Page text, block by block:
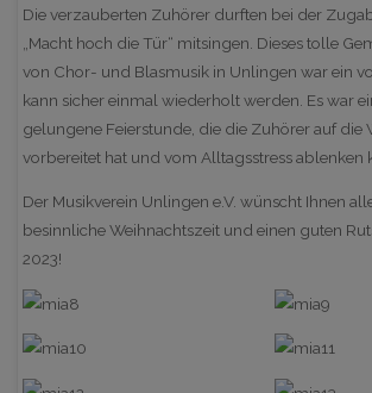
Die verzauberten Zuhörer durften bei der
„Macht hoch die Tür“ mitsingen. Dieses tolle
von Chor- und Blasmusik in Unlingen war ein
kann sicher einmal wiederholt werden. Es war
gelungene Feierstunde, die die Zuhörer auf die
vorbereitet hat und vom Alltagsstress ablenken
Der Musikverein Unlingen e.V. wünscht Ihnen
besinnliche Weihnachtszeit und einen guten
2023!